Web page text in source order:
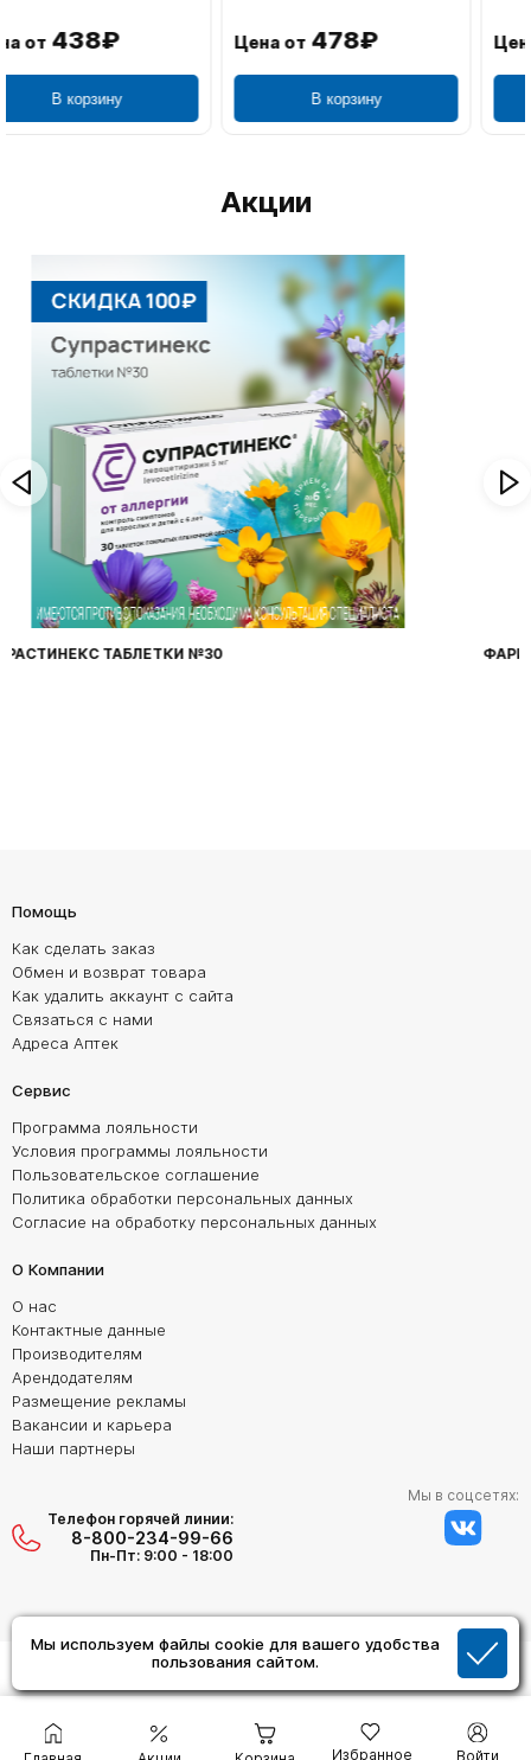
Мы используем файлы cookie для вашего удобства
пользования сайтом.
Избранное Войти
Цена от1 106₽
В корзину
Цена от749₽
В корзину
Акции
ФАРИНГОСЕПТ ТАБЛЕТКИ №20
Помощь
Как сделать заказ
Обмен и возврат товара
Как удалить аккаунт с сайта
Связаться с нами
Адреса Аптек
Сервис
Программа лояльности
Условия программы лояльности
Пользовательское соглашение
Политика обработки персональных данных
Согласие на обработку персональных данных
О Компании
О нас
Контактные данные
Производителям
Арендодателям
Размещение рекламы
Вакансии и карьера
Наши партнеры
Телефон горячей линии:
8-800-234-99-66
Пн-Пт: 9:00 - 18:00
Мы в соцсетях: